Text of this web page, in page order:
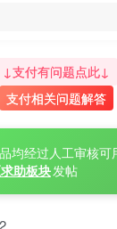
↓支付有问题点此↓
支付相关问题解答
均经过人工审核可
助板块发帖